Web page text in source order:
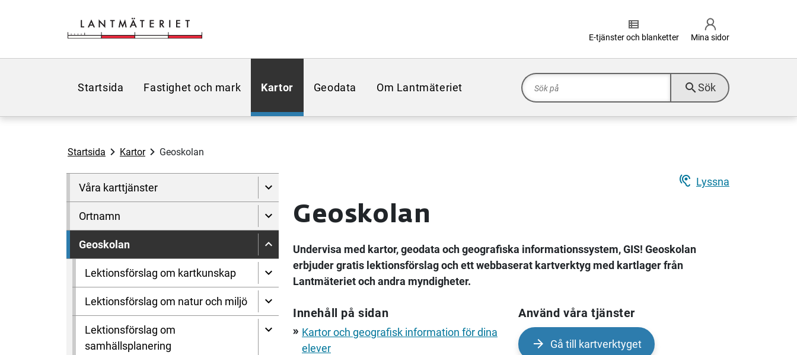
view_list
E-tjänster och blanketter Mina sidor
Startsida Fastighet och mark Kartor Geodata Om Lantmäteriet search Sök
Startsida Kartor Geoskolan
Våra karttjänster
Ortnamn
Geoskolan
Lektionsförslag om kartkunskap
Lektionsförslag om natur och miljö
Lektionsförslag om
samhällsplanering
hearing Lyssna
Geoskolan
Undervisa med kartor, geodata och geografiska informationssystem, GIS! Geoskolan
erbjuder gratis lektionsförslag och ett webbaserat kartverktyg med kartlager från
Lantmäteriet och andra myndigheter.
Innehåll på sidan
double_arrow Kartor och geografisk information för dina
elever
Använd våra tjänster
Gå till kartverktyget